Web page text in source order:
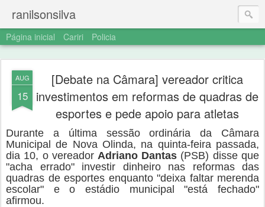
ranilsonsilva
Página inicial Cariri Policia
AUG
15
[Debate na Câmara] vereador critica
investimentos em reformas de quadras de
esportes e pede apoio para atletas
Durante a última sessão ordinária da Câmara
Municipal de Nova Olinda, na quinta-feira passada,
dia 10, o vereador Adriano Dantas(PSB) disse que
"acha errado" investir dinheiro nas reformas das
quadras de esportes enquanto "deixa faltar merenda
escolar" e o estádio municipal "está fechado"
afirmou.